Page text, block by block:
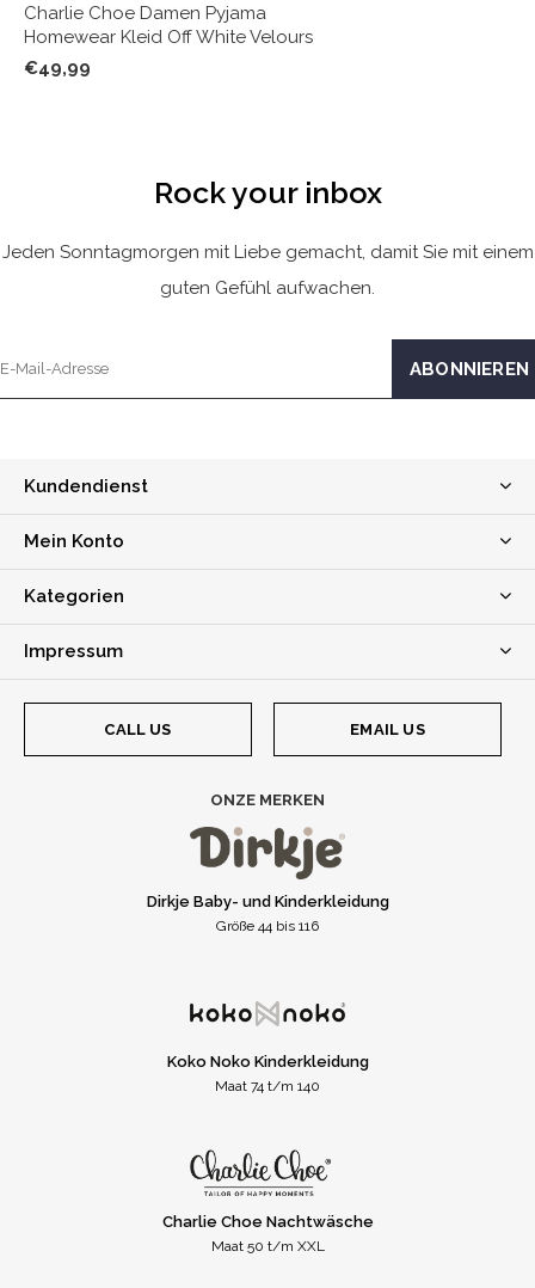
Charlie Choe Damen Pyjama
Homewear Kleid Off White Velours
€49,99
Rock your inbox
Jeden Sonntagmorgen mit Liebe gemacht, damit Sie mit einem
guten Gefühl aufwachen.
Kundendienst
Mein Konto
Kategorien
Impressum
CALL US EMAIL US
ONZE MERKEN
Dirkje Baby- und Kinderkleidung
Größe 44 bis 116
Koko Noko Kinderkleidung
Maat 74 t/m 140
Charlie Choe Nachtwäsche
Maat 50 t/m XXL